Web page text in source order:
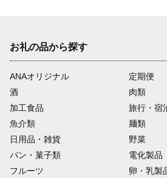
お礼の品から探す
ANAオリジナル
定期便
酒
肉類
加工食品
旅行・宿
魚介類
麺類
日用品・雑貨
野菜
パン・菓子類
電化製品
フルーツ
卵・乳製